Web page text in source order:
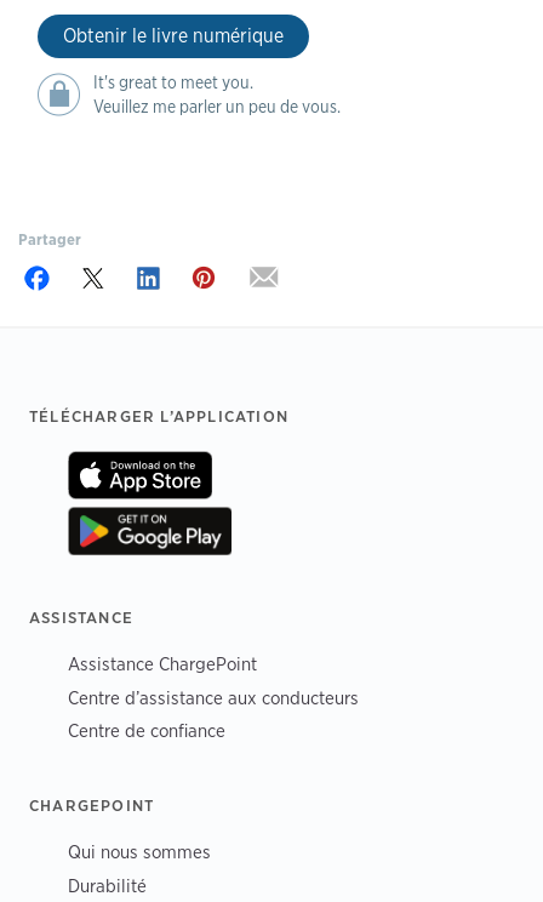
Obtenir le livre numérique
It's great to meet you.
Veuillez me parler un peu de vous.
Partager
Footer
TÉLÉCHARGER L’APPLICATION
ASSISTANCE
Assistance ChargePoint
Centre d’assistance aux conducteurs
Centre de confiance
CHARGEPOINT
Qui nous sommes
Durabilité